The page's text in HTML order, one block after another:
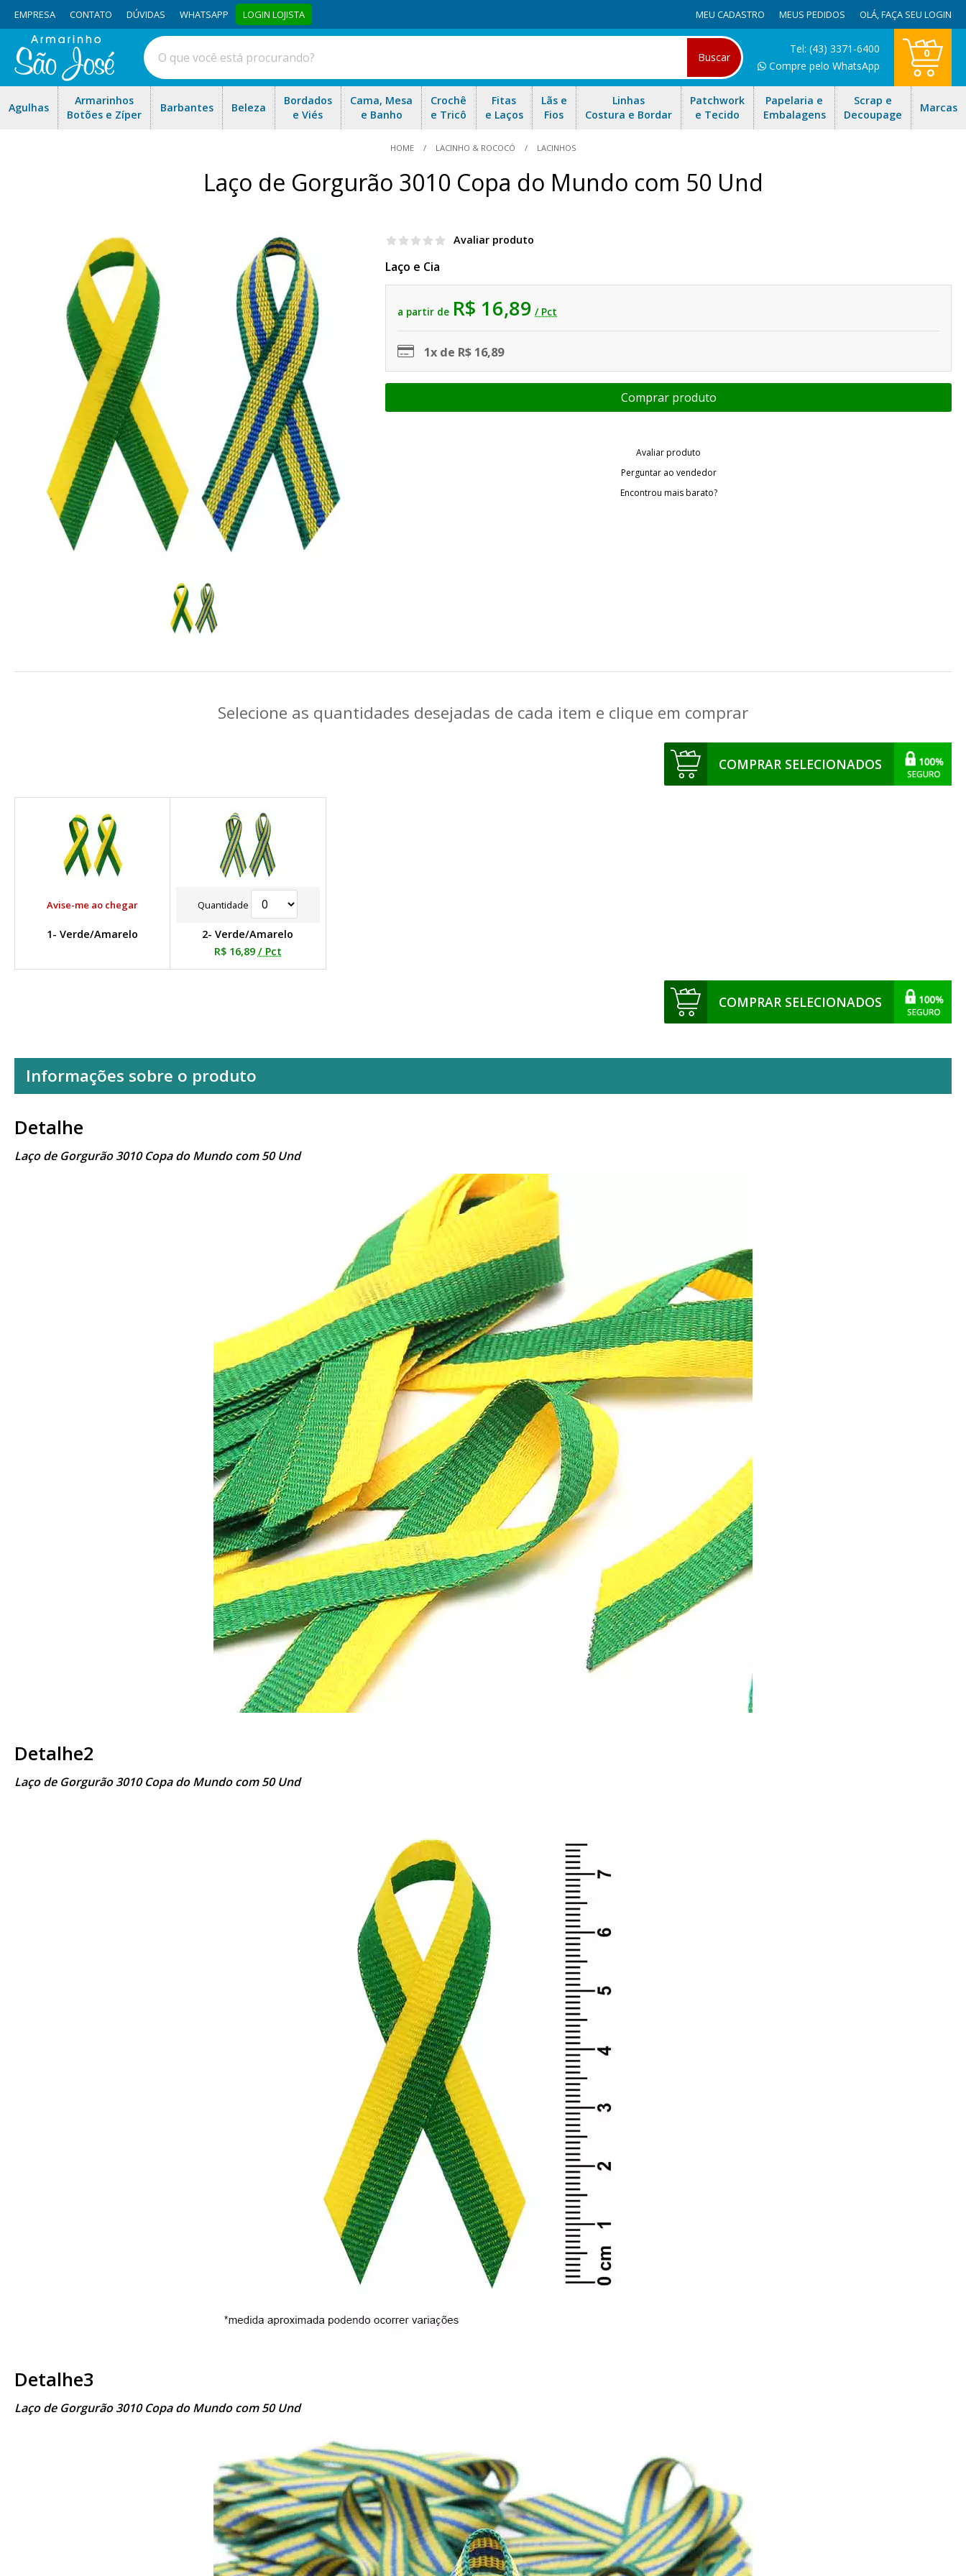
EMPRESA CONTATO DÚVIDAS WHATSAPP LOGIN LOJISTA MEU CADASTRO MEUS PEDIDOS OLÁ,FAÇA SEU LOGIN
Buscar
Tel: (43) 3371-6400
Compre pelo WhatsApp
0
Agulhas
Armarinhos
Botões e Zíper
Barbantes Beleza
Bordados
e Viés
Cama, Mesa
e Banho
Crochê
e Tricô
Fitas
e Laços
Lãs e
Fios
Linhas
Costura e Bordar
Patchwork
e Tecido
Papelaria e
Embalagens
Scrap e
Decoupage
Marcas
HOME LACINHO & ROCOCÓ LACINHOS
Laço de Gorgurão 3010 Copa do Mundo com 50 Und
Avaliar produto
Laço e Cia
a partir de R$ 16,89 / Pct
1x de R$ 16,89
Avaliar produto
Perguntar ao vendedor
Encontrou mais barato?
Selecione as quantidades desejadas de cada item e clique em comprar
COMPRAR SELECIONADOS
Avise-me ao chegar
1- Verde/Amarelo
Quantidade
2- Verde/Amarelo
R$ 16,89 / Pct
COMPRAR SELECIONADOS
Informações sobre o produto
Detalhe
Laço de Gorgurão 3010 Copa do Mundo com 50 Und
Detalhe2
Laço de Gorgurão 3010 Copa do Mundo com 50 Und
Detalhe3
Laço de Gorgurão 3010 Copa do Mundo com 50 Und